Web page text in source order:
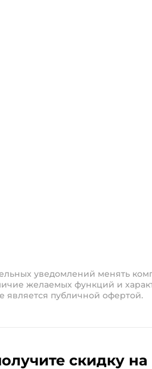
уведомлений менять
желаемых функций и
является публичной офертой.
скидку